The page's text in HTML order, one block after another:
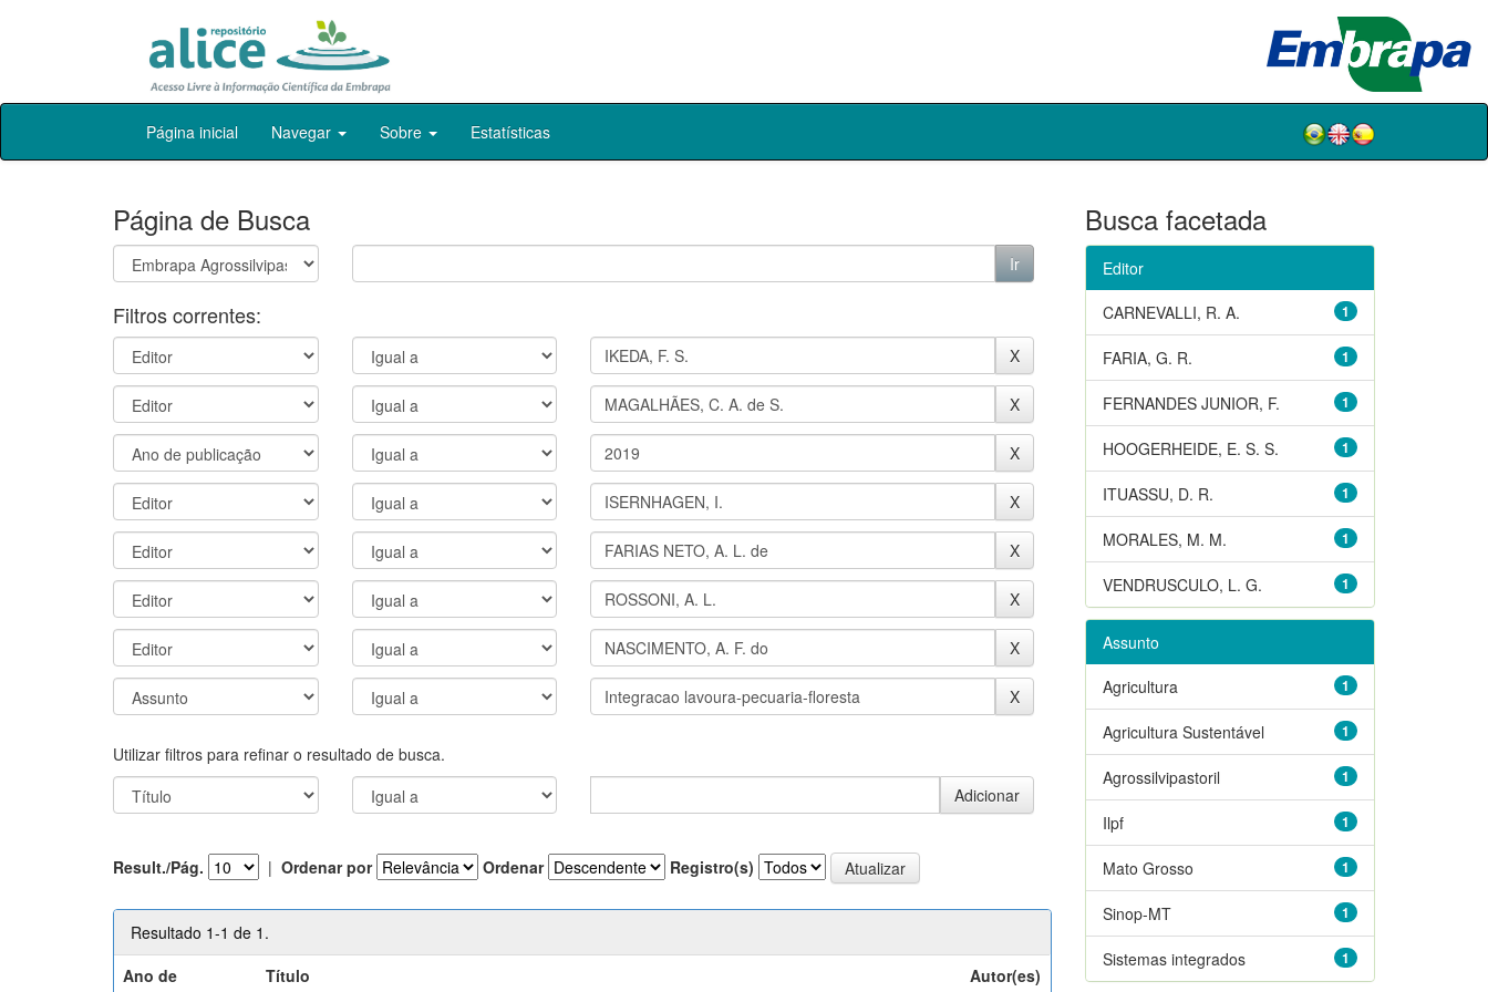
Skip
Página inicial Navegar Sobre Estatísticas
Página de Busca
Filtros correntes:
Utilizar filtros para refinar o resultado de busca.
Result./Pág. | Ordenar por Ordenar Registro(s)
Resultado 1-1 de 1.
Ano de
Título Autor(es)
Busca facetada
Editor
1
CARNEVALLI, R. A.
1
FARIA, G. R.
1
FERNANDES JUNIOR, F.
1
HOOGERHEIDE, E. S. S.
1
ITUASSU, D. R.
1
MORALES, M. M.
1
VENDRUSCULO, L. G.
Assunto
1
Agricultura
1
Agricultura Sustentável
1
Agrossilvipastoril
1
Ilpf
1
Mato Grosso
1
Sinop-MT
1
Sistemas integrados